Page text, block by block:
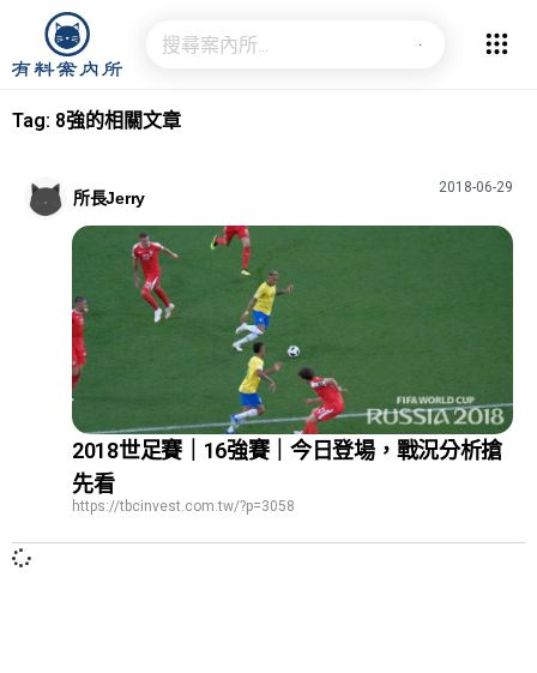
Tag: 8強的相關文章
所長Jerry
2018-06-29
2018世足賽｜16強賽｜今日登場，戰況分析搶
先看
https://tbcinvest.com.tw/?p=3058